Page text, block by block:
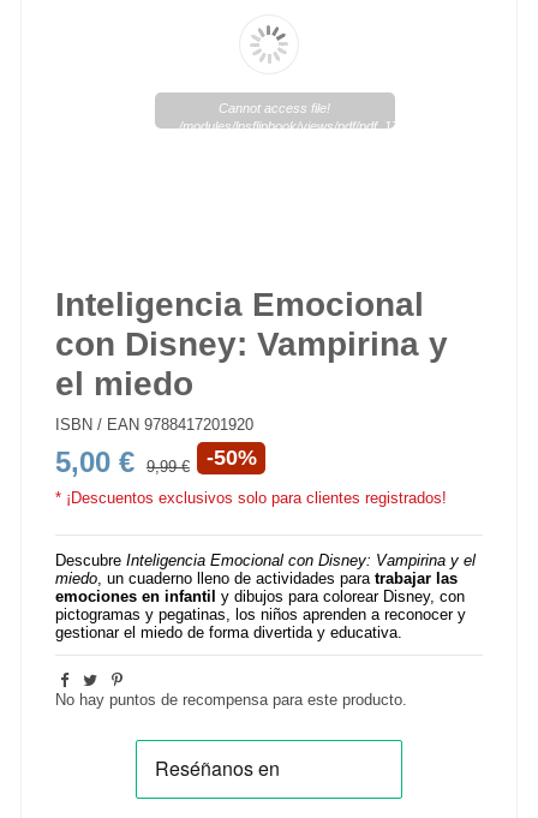
Cannot access file!
/modules/lpsflipbook/views/pdf/pdf_173_1.pdf
Inteligencia Emocional
con Disney: Vampirina y
el miedo
ISBN / EAN 9788417201920
5,00 € 9,99 € -50%
* ¡Descuentos exclusivos solo para clientes registrados!
DescubreInteligencia Emocional con Disney: Vampirina y el
miedo, un cuaderno lleno de actividades paratrabajar las
emociones en infantil y dibujos para colorear Disney, con
pictogramas y pegatinas, los niños aprenden a reconocer y
gestionar el miedo de forma divertida y educativa.
No hay puntos de recompensa para este producto.